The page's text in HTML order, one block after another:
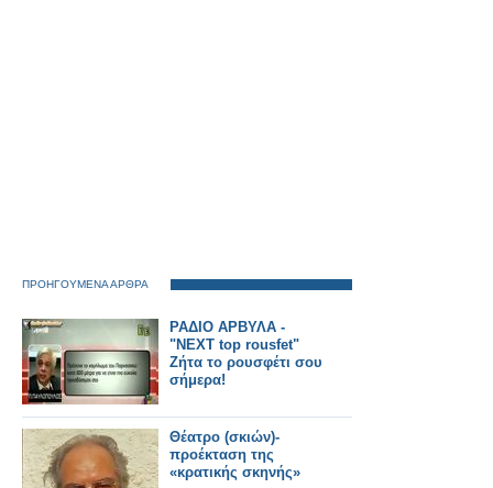
ΠΡΟΗΓΟΥΜΕΝΑ ΑΡΘΡΑ
ΡΑΔΙΟ ΑΡΒΥΛA -
"NEXT top rousfet"
Zήτα το ρουσφέτι σου
σήμερα!
Θέατρο (σκιών)-
προέκταση της
«κρατικής σκηνής»